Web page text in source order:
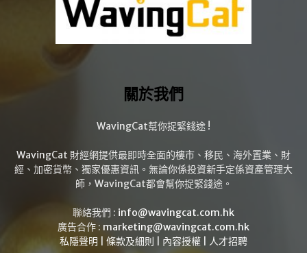
關於我們
WavingCat幫你捉緊錢途 !
WavingCat 財經網提供最即時全面的樓市、移民、海外置業、財
經、加密貨幣、獨家優惠資訊。無論你係投資新手定係資產管理大
師，WavingCat都會幫你捉緊錢途。
聯絡我們 : info@wavingcat.com.hk
廣告合作 : marketing@wavingcat.com.hk
私隱聲明
條款及細則 內容授權 人才招聘